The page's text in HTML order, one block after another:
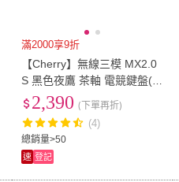
滿2000享9折
【Cherry】無線三模 MX2.0
S 黑色夜鷹 茶軸 電競鍵盤(M
X2A 復古 遊戲 辦公鍵盤)
總銷量>50
2,390 (下單再折)
(4)
速 登記